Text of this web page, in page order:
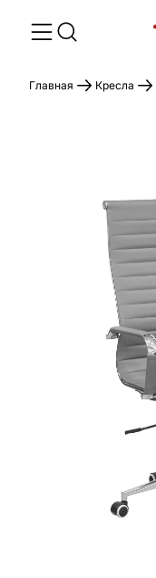
Главная Кресла